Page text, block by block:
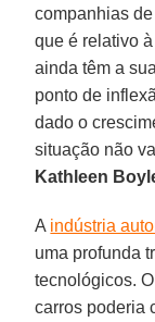
companhias
que é relativo
ainda têm a
ponto de
dado o
situação não
Kathleen
A indústria
uma profunda
tecnológicos.
carros poderia